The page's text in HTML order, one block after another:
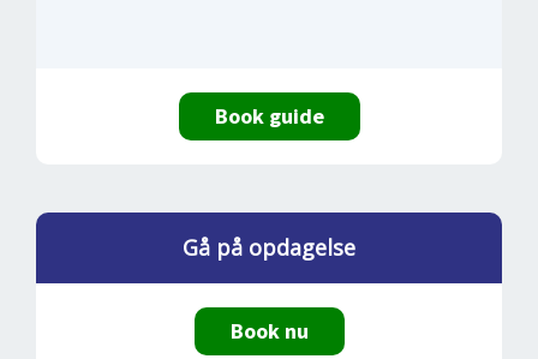
Book guide
Gå på opdagelse
Book nu